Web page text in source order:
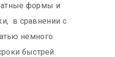
формы и
в сравнении с
немного
быстрей.